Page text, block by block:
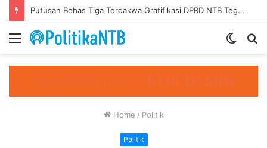
Gerindra NTB Minta Muazzim Luruskan Pernyataannya, Jangan Seret Partai Lain ke Polemik Internal PAN
Menu
Switch
Home / Politik
Politik